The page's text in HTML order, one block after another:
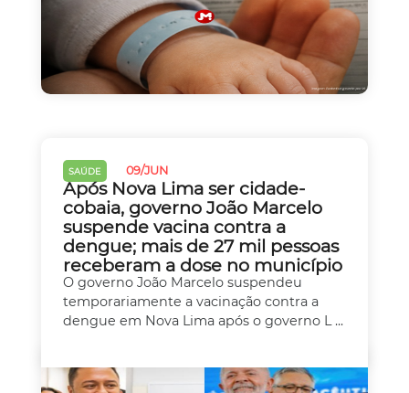
SAÚDE 09/JUN
Após Nova Lima ser cidade-
cobaia, governo João Marcelo
suspende vacina contra a
dengue; mais de 27 mil pessoas
receberam a dose no município
O governo João Marcelo suspendeu
temporariamente a vacinação contra a
dengue em Nova Lima após o governo L ...